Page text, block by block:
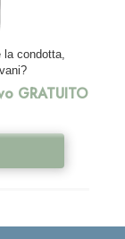
la condotta,
GRATUITO